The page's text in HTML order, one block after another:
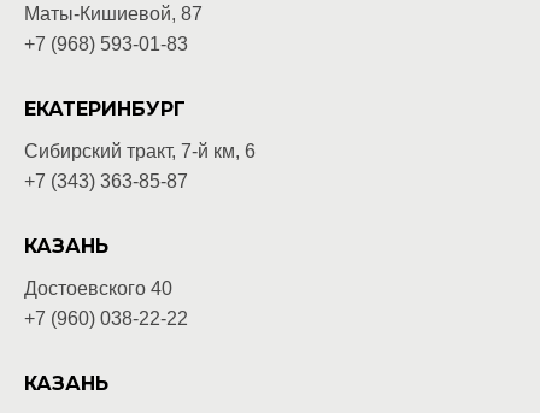
Маты-Кишиевой, 87
+7 (968) 593-01-83
ЕКАТЕРИНБУРГ
Сибирский тракт, 7-й км, 6
+7 (343) 363-85-87
КАЗАНЬ
Достоевского 40
+7 (960) 038-22-22
КАЗАНЬ